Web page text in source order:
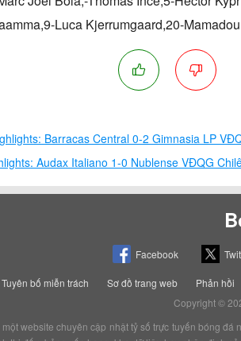
Luca Kjerrumgaard,20-
Barracas Central 0-2 Gimnasia LP
Audax Italiano 1-0 Nublense VĐQG
Facebook
Tuyên bố miễn trách Sơ đồ trang web
Phản hồi
Copyright ©
website chuyên cập nhật tỷ số trực tuyến bóng